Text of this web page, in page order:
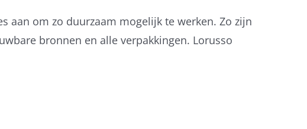
aan om zo duurzaam mogelijk te werken. Zo zijn
bronnen en alle verpakkingen. Lorusso